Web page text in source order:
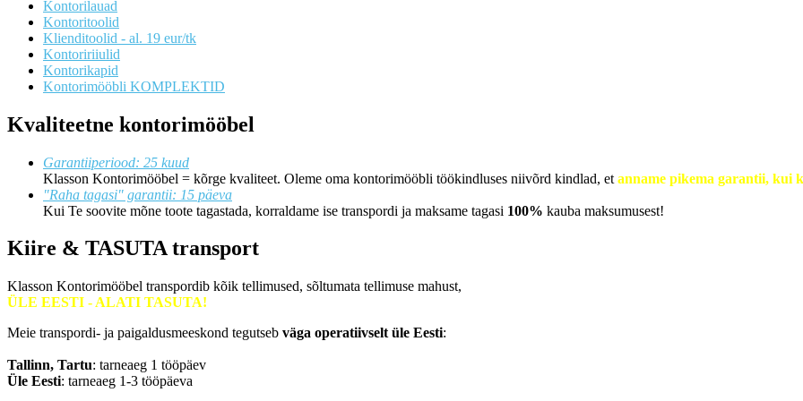
Kontorilauad
Kontoritoolid
Klienditoolid - al. 19 eur/tk
Kontoririiulid
Kontorikapid
Kontorimööbli KOMPLEKTID
Kvaliteetne kontorimööbel
Garantiiperiood: 25 kuud
Klasson Kontorimööbel = kõrge kvaliteet. Oleme oma kontorimööbli töökindluses niivõrd kindlad, et anname pikema garantii, kui
"Raha tagasi" garantii: 15 päeva
Kui Te soovite mõne toote tagastada, korraldame ise transpordi ja maksame tagasi 100% kauba maksumusest!
Kiire & TASUTA transport
Klasson Kontorimööbel transpordib kõik tellimused, sõltumata tellimuse mahust,
ÜLE EESTI - ALATI TASUTA!
Meie transpordi- ja paigaldusmeeskond tegutseb väga operatiivselt üle Eesti:
Tallinn, Tartu: tarneaeg 1 tööpäev
Üle Eesti: tarneaeg 1-3 tööpäeva